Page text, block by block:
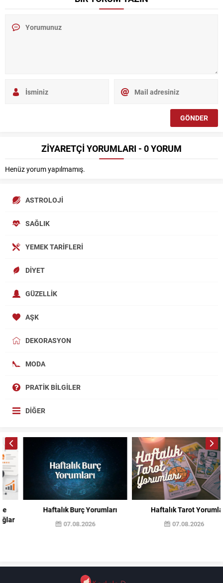
ZİYARETÇİ YORUMLARI - 0 YORUM
Henüz yorum yapılmamış.
ASTROLOJI
SAĞLIK
YEMEK TARIFLERI
DIYET
GÜZELLIK
AŞK
DEKORASYON
MODA
PRATIK BILGILER
DIĞER
Haftalık Burç Yorumları
07.08.2026
Haftalık Tarot Yorumları
07.08.2026